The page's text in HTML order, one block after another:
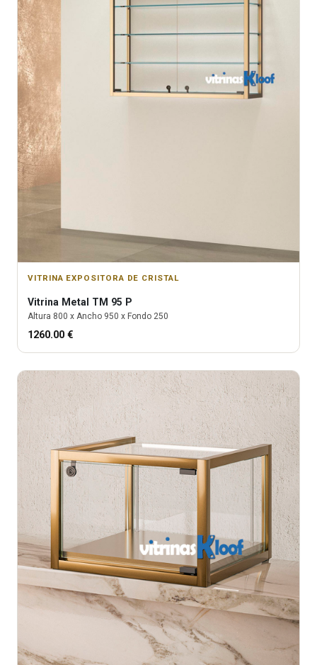
VITRINA EXPOSITORA DE CRISTAL
Vitrina Metal TM 95 P
Altura 800 x Ancho 950 x Fondo 250
1260.00 €